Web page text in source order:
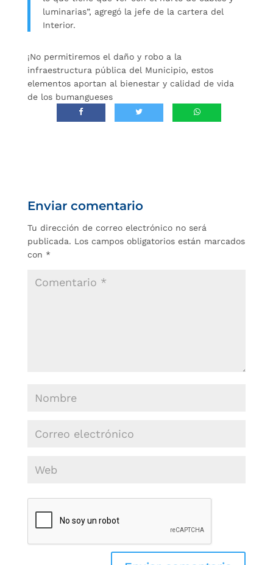
luminarias”, agregó la jefe de la cartera del
Interior.
¡No permitiremos el daño y robo a la
infraestructura pública del Municipio, estos
elementos aportan al bienestar y calidad de vida
de los bumangueses
Enviar comentario
Tu dirección de correo electrónico no será
publicada. Los campos obligatorios están marcados
con *